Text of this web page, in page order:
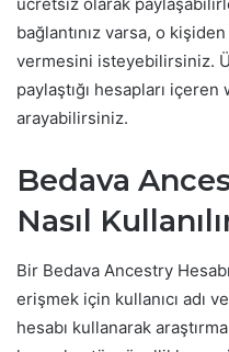
bağlantınız varsa, o
vermesini isteyebilirsiniz.
paylaştığı hesapları
arayabilirsiniz.
Bedava
Nasıl
Bir Bedava Ancestry
erişmek için kullanıcı adı
hesabı kullanarak